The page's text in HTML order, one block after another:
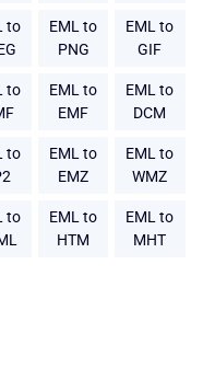
to
EML to
PNG
EML to
GIF
to
EML to
EMF
EML to
DCM
to
EML to
EMZ
EML to
WMZ
to
EML to
HTM
EML to
MHT